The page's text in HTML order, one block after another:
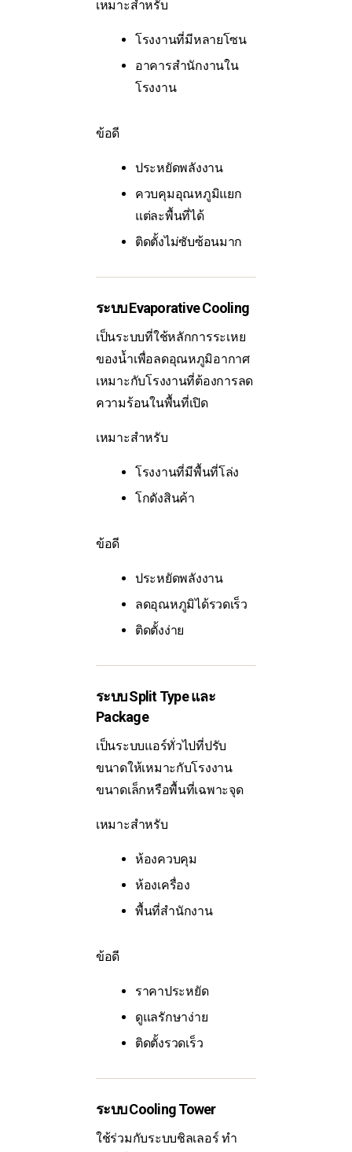
เหมาะสำหรับ
โรงงานที่มีหลายโซน
อาคารสำนักงานใน
โรงงาน
ข้อดี
ประหยัดพลังงาน
ควบคุมอุณหภูมิแยก
แต่ละพื้นที่ได้
ติดตั้งไม่ซับซ้อนมาก
ระบบ Evaporative Cooling
เป็นระบบที่ใช้หลักการระเหย
ของน้ำเพื่อลดอุณหภูมิอากาศ
เหมาะกับโรงงานที่ต้องการลด
ความร้อนในพื้นที่เปิด
เหมาะสำหรับ
โรงงานที่มีพื้นที่โล่ง
โกดังสินค้า
ข้อดี
ประหยัดพลังงาน
ลดอุณหภูมิได้รวดเร็ว
ติดตั้งง่าย
ระบบ Split Type และ
Package
เป็นระบบแอร์ทั่วไปที่ปรับ
ขนาดให้เหมาะกับโรงงาน
ขนาดเล็กหรือพื้นที่เฉพาะจุด
เหมาะสำหรับ
ห้องควบคุม
ห้องเครื่อง
พื้นที่สำนักงาน
ข้อดี
ราคาประหยัด
ดูแลรักษาง่าย
ติดตั้งรวดเร็ว
ระบบ Cooling Tower
ใช้ร่วมกับระบบชิลเลอร์ ทำ